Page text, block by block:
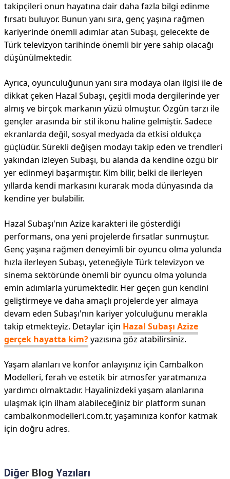
takipçileri onun hayatına dair daha fazla bilgi edinme
fırsatı buluyor. Bunun yanı sıra, genç yaşına rağmen
kariyerinde önemli adımlar atan Subaşı, gelecekte de
Türk televizyon tarihinde önemli bir yere sahip olacağı
düşünülmektedir.
Ayrıca, oyunculuğunun yanı sıra modaya olan ilgisi ile de
dikkat çeken Hazal Subaşı, çeşitli moda dergilerinde yer
almış ve birçok markanın yüzü olmuştur. Özgün tarzı ile
gençler arasında bir stil ikonu haline gelmiştir. Sadece
ekranlarda değil, sosyal medyada da etkisi oldukça
güçlüdür. Sürekli değişen modayı takip eden ve trendleri
yakından izleyen Subaşı, bu alanda da kendine özgü bir
yer edinmeyi başarmıştır. Kim bilir, belki de ilerleyen
yıllarda kendi markasını kurarak moda dünyasında da
kendine yer bulabilir.
Hazal Subaşı'nın Azize karakteri ile gösterdiği
performans, ona yeni projelerde fırsatlar sunmuştur.
Genç yaşına rağmen deneyimli bir oyuncu olma yolunda
hızla ilerleyen Subaşı, yeteneğiyle Türk televizyon ve
sinema sektöründe önemli bir oyuncu olma yolunda
emin adımlarla yürümektedir. Her geçen gün kendini
geliştirmeye ve daha amaçlı projelerde yer almaya
devam eden Subaşı'nın kariyer yolculuğunu merakla
takip etmekteyiz. Detaylar için Hazal Subaşı Azize
gerçek hayatta kim?yazısına göz atabilirsiniz.
Yaşam alanları ve konfor anlayışınız için Cambalkon
Modelleri, ferah ve estetik bir atmosfer yaratmanıza
yardımcı olmaktadır. Hayalinizdeki yaşam alanlarına
ulaşmak için ilham alabileceğiniz bir platform sunan
cambalkonmodelleri.com.tr, yaşamınıza konfor katmak
için doğru adres.
Diğer Blog Yazıları